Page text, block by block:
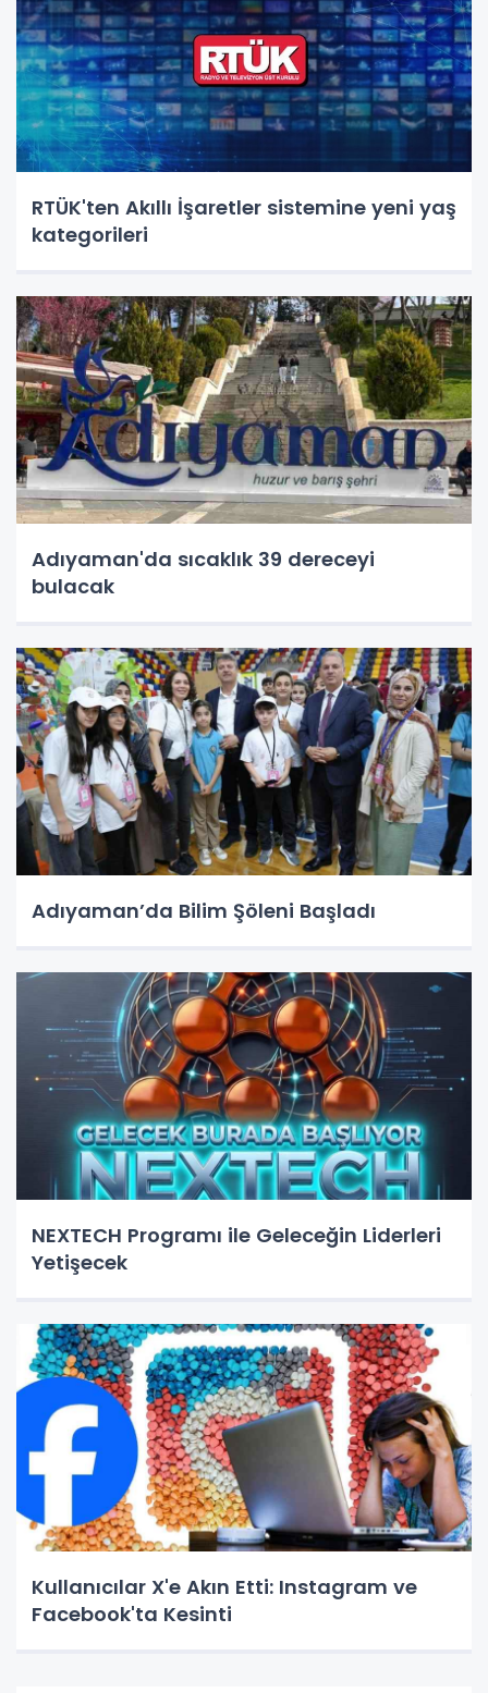
RTÜK'ten Akıllı İşaretler sistemine yeni yaş
kategorileri
Adıyaman'da sıcaklık 39 dereceyi
bulacak
Adıyaman’da Bilim Şöleni Başladı
NEXTECH Programı ile Geleceğin Liderleri
Yetişecek
Kullanıcılar X'e Akın Etti: Instagram ve
Facebook'ta Kesinti